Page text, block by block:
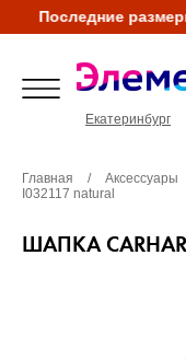
Последние
Екатеринбург
Главная / Аксессуары
I032117 natural
ШАПКА